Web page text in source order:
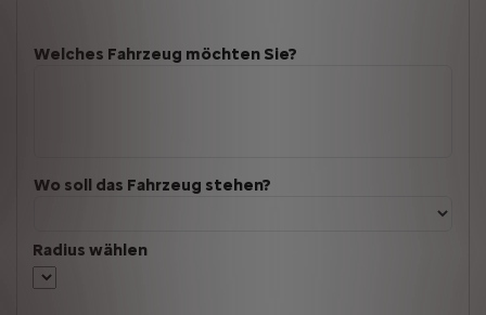
Welches Fahrzeug möchten Sie?
Wo soll das Fahrzeug stehen?
Radius wählen